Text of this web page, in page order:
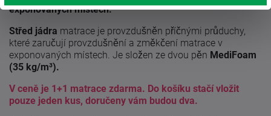
exponovaných místech.
Střed jádra matrace je provzdušněn příčnými průduchy,
které zaručují provzdušnění a změkčení matrace v
exponovaných místech. Je složen ze dvou pěn MediFoam
(35 kg/m³).
V ceně je 1+1 matrace zdarma. Do košíku stačí vložit
pouze jeden kus, doručeny vám budou dva.